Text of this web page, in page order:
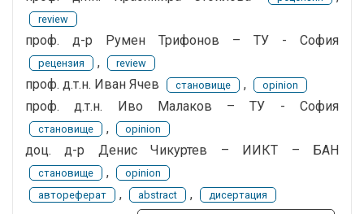
review
проф. д-р Румен Трифонов – ТУ - София
рецензия , review
проф. д.т.н. Иван Ячев становище , opinion
проф. д.т.н. Иво Малаков – ТУ - София
становище , opinion
доц. д-р Денис Чикуртев – ИИКТ – БАН
становище ,
opinion
автореферат
, abstract , дисертация